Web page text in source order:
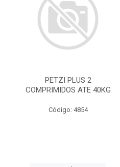
PETZI PLUS 2
COMPRIMIDOS ATE 40KG
Código: 4854